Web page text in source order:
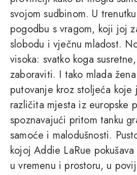
svojom sudbinom. U
pogodbu s vragom, koji joj
slobodu i vječnu mladost.
visoka: svatko koga
zaboraviti. I tako mlada
putovanje kroz stoljeća koje
različita mjesta iz europske
spoznavajući pritom tanku
samoće i malodušnosti.
kojoj Addie LaRue
u vremenu i prostoru, u